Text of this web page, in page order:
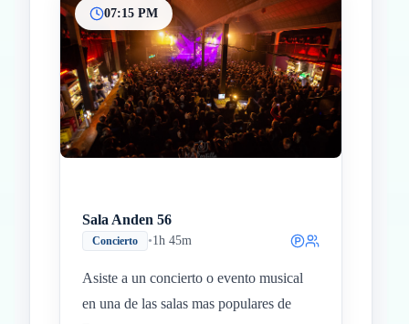
07:15 PM
Sala Anden 56
Concierto •1h 45m
Asiste a un concierto o evento musical
en una de las salas mas populares de